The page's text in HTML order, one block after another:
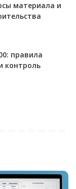
материала и
правила
контроль